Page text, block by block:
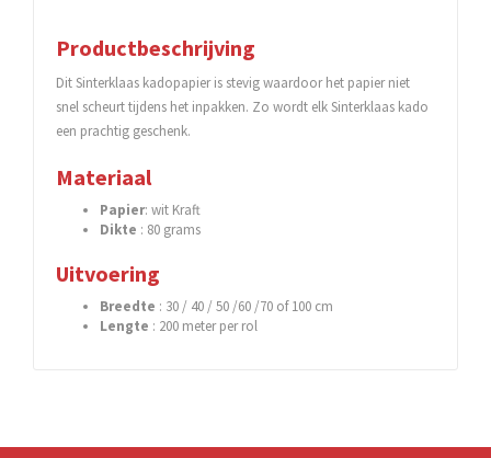
Productbeschrijving
Dit Sinterklaas kadopapier is stevig waardoor het papier niet
snel scheurt tijdens het inpakken. Zo wordt elk Sinterklaas kado
een prachtig geschenk.
Materiaal
Papier: wit Kraft
Dikte : 80 grams
Uitvoering
Breedte : 30 / 40 / 50 /60 /70 of 100 cm
Lengte : 200 meter per rol